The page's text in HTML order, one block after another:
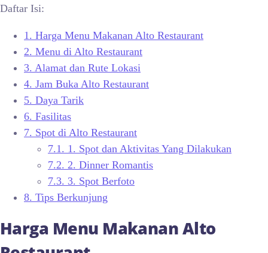
Daftar Isi:
1. Harga Menu Makanan Alto Restaurant
2. Menu di Alto Restaurant
3. Alamat dan Rute Lokasi
4. Jam Buka Alto Restaurant
5. Daya Tarik
6. Fasilitas
7. Spot di Alto Restaurant
7.1. 1. Spot dan Aktivitas Yang Dilakukan
7.2. 2. Dinner Romantis
7.3. 3. Spot Berfoto
8. Tips Berkunjung
Harga Menu MakananAlto